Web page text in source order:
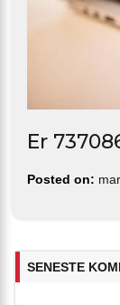
Er
Posted on:
SENESTE